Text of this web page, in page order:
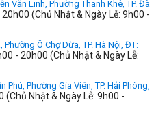
Văn Linh, Phường Thanh Khê, TP. Đà
20h00 (Chủ Nhật & Ngày Lễ: 9h00 -
Phường Ô Chợ Dừa, TP. Hà Nội, ĐT:
- 20h00 (Chủ Nhật & Ngày Lễ:
Phú, Phường Gia Viên, TP. Hải Phòng,
(Chủ Nhật & Ngày Lễ: 9h00 -